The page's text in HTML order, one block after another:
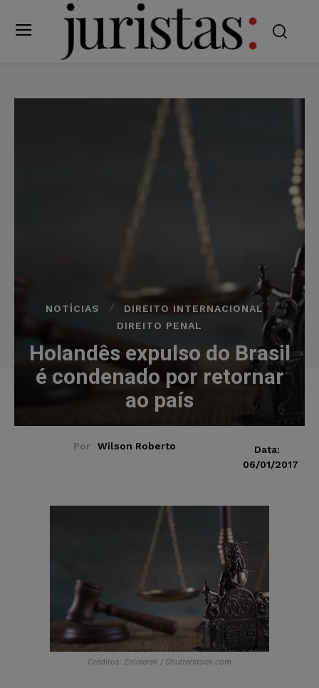
NOTÍCIAS
DIREITO INTERNACIONAL
DIREITO PENAL
Holandês expulso do Brasil
é condenado por retornar
ao país
Por Wilson Roberto
Data:
06/01/2017
Créditos: Zolnierek / Shutterstock.com